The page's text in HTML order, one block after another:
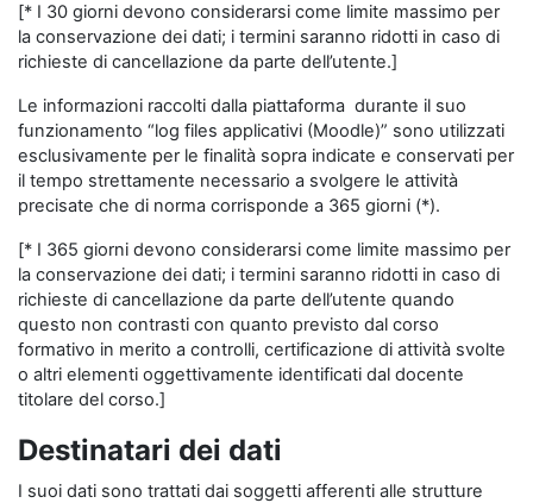
[* I 30 giorni devono considerarsi come limite massimo per
la conservazione dei dati; i termini saranno ridotti in caso di
richieste di cancellazione da parte dell’utente.]
Le informazioni raccolti dalla piattaforma durante il suo
funzionamento “log files applicativi (Moodle)” sono utilizzati
esclusivamente per le finalità sopra indicate e conservati per
il tempo strettamente necessario a svolgere le attività
precisate che di norma corrisponde a 365 giorni (*).
[* I 365 giorni devono considerarsi come limite massimo per
la conservazione dei dati; i termini saranno ridotti in caso di
richieste di cancellazione da parte dell’utente quando
questo non contrasti con quanto previsto dal corso
formativo in merito a controlli, certificazione di attività svolte
o altri elementi oggettivamente identificati dal docente
titolare del corso.]
Destinatari dei dati
I suoi dati sono trattati dai soggetti afferenti alle strutture